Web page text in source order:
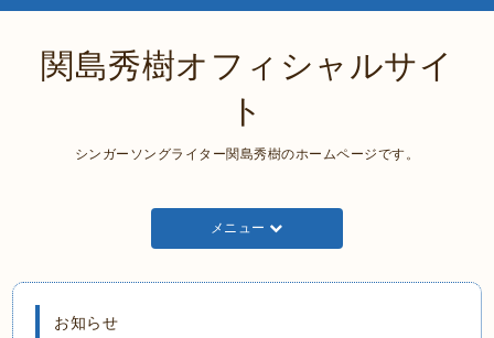
関島秀樹オフィシャルサイ
ト
シンガーソングライター関島秀樹のホームページです。
メニュー
お知らせ